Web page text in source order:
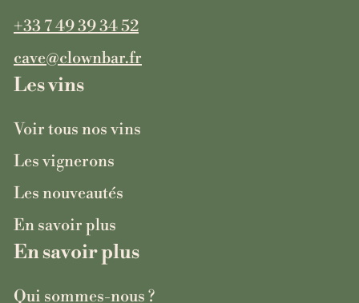
+33 7 49 39 34 52
cave@clownbar.fr
Les vins
Voir tous nos vins
Les vignerons
Les nouveautés
En savoir plus
En savoir plus
Qui sommes-nous ?